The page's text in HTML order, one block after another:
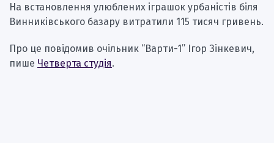
На встановлення улюблених іграшок урбаністів біля
Винниківського базару витратили 115 тисяч гривень.
Про це повідомив очільник “Варти-1” Ігор Зінкевич,
пише Четверта студія.